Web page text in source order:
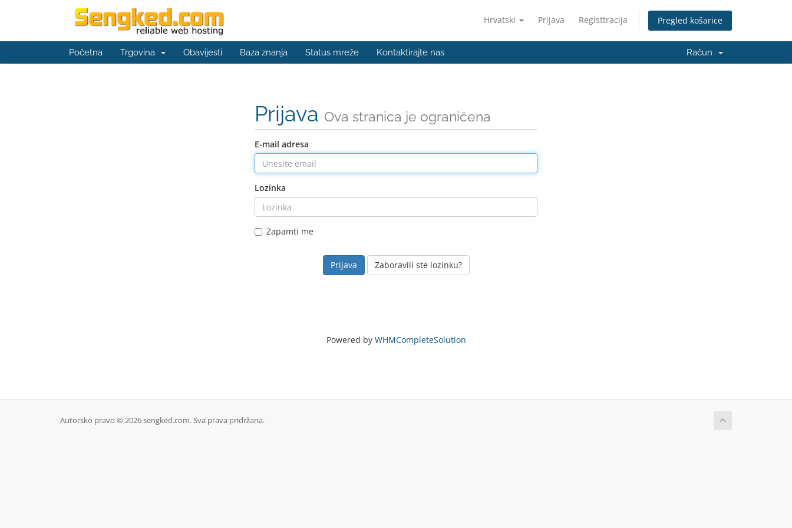
Hrvatski Prijava Registtracija Pregled košarice
Početna Trgovina Obavijesti Baza znanja Status mreže Kontaktirajte nas Račun
Prijava Ova stranica je ograničena
E-mail adresa
Lozinka
Zapamti me
Zaboravili ste lozinku?
Powered by WHMCompleteSolution
Autorsko pravo © 2026 sengked.com. Sva prava pridržana.